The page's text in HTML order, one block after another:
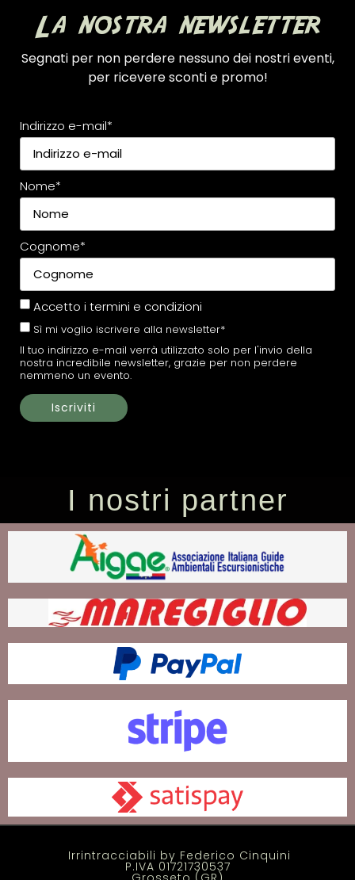
La nostra newsletter
Segnati per non perdere nessuno dei nostri eventi,
per ricevere sconti e promo!
Indirizzo e-mail*
Nome*
Cognome*
Accetto i termini e condizioni
Sì mi voglio iscrivere alla newsletter*
Il tuo indirizzo e-mail verrà utilizzato solo per l'invio della
nostra incredibile newsletter, grazie per non perdere
nemmeno un evento.
I nostri partner
Irrintracciabili by Federico Cinquini
P.IVA 01721730537